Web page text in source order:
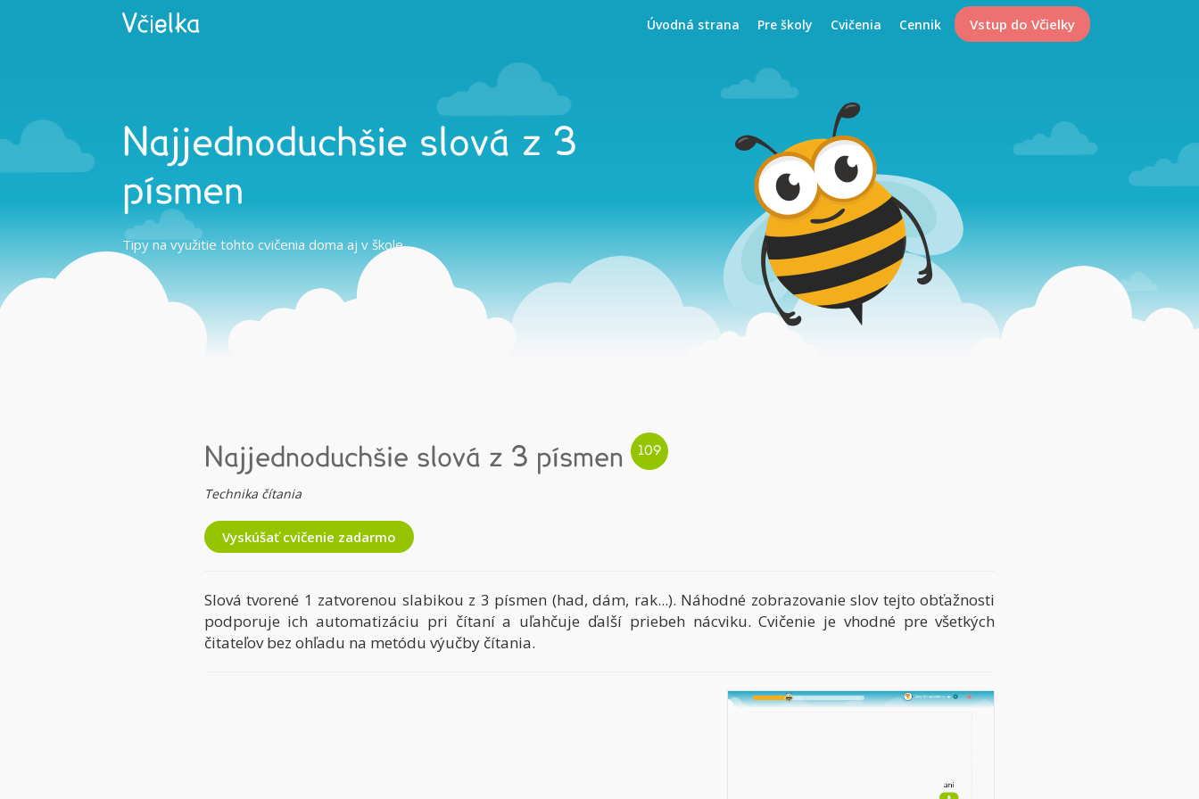
Úvodná strana Pre školy Cvičenia Cennik Vstup do Včielky
Najjednoduchšie slová z 3
písmen
Tipy na využitie tohto cvičenia doma aj v škole.
Najjednoduchšie slová z 3 písmen
Technika čítania
Vyskúšať cvičenie zadarmo
Slová tvorené 1 zatvorenou slabikou z 3 písmen (had, dám, rak...). Náhodné zobrazovanie slov tejto obťažnosti
podporuje ich automatizáciu pri čítaní a uľahčuje ďalší priebeh nácviku. Cvičenie je vhodné pre všetkých
čitateľov bez ohľadu na metódu výučby čítania.